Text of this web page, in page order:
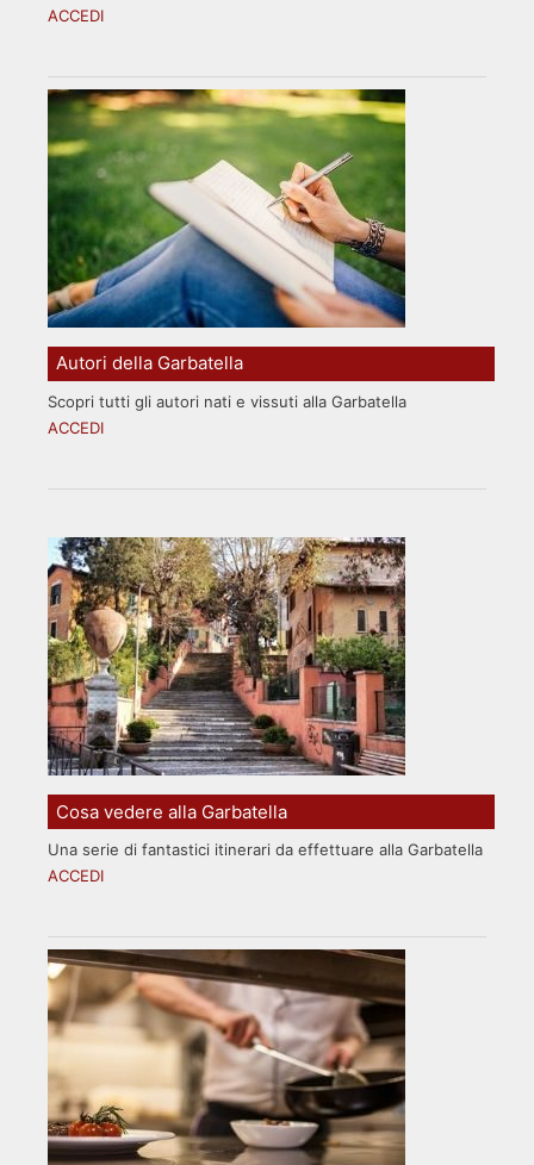
ACCEDI
Autori della Garbatella
Scopri tutti gli autori nati e vissuti alla Garbatella
ACCEDI
Cosa vedere alla Garbatella
Una serie di fantastici itinerari da effettuare alla Garbatella
ACCEDI